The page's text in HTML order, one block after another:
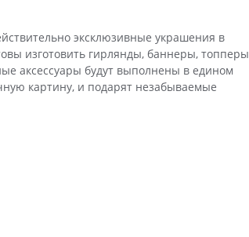
эксклюзивные украшения в
изготовить гирлянды, баннеры,
аксессуары будут выполнены в едином
картину, и подарят незабываемые